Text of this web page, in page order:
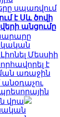
սպառվում
է Սև ծովի
անցումը
Մեսսիի
է
առաջին
անօդաչու
վրա